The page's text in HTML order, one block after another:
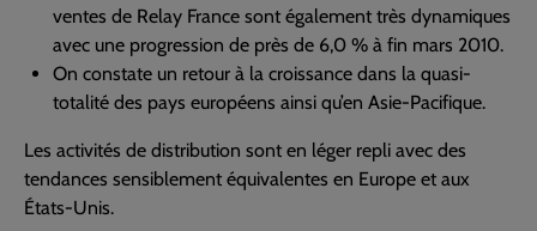
ventes de Relay France sont également très dynamiques
avec une progression de près de 6,0 % à fin mars 2010.
On constate un retour à la croissance dans la quasi-
totalité des pays européens ainsi qu’en Asie-Pacifique.
Les activités de distribution sont en léger repli avec des
tendances sensiblement équivalentes en Europe et aux
États-Unis.